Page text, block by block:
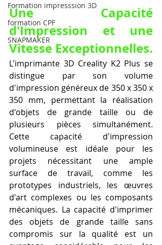
Formation impresssion 3D
formation CPF
SNAPMAKER
Une Capacité
d'Impression et une
Vitesse Exceptionnelles.
L'imprimante 3D Creality K2 Plus se
distingue par son volume
d'impression généreux de 350 x 350 x
350 mm, permettant la réalisation
d'objets de grande taille ou de
plusieurs pièces simultanément.
Cette capacité d'impression
volumineuse est idéale pour les
projets nécessitant une ample
surface de travail, comme les
prototypes industriels, les œuvres
d'art complexes ou les composants
mécaniques. La capacité d'imprimer
des objets de grande taille sans
compromis sur la qualité est un